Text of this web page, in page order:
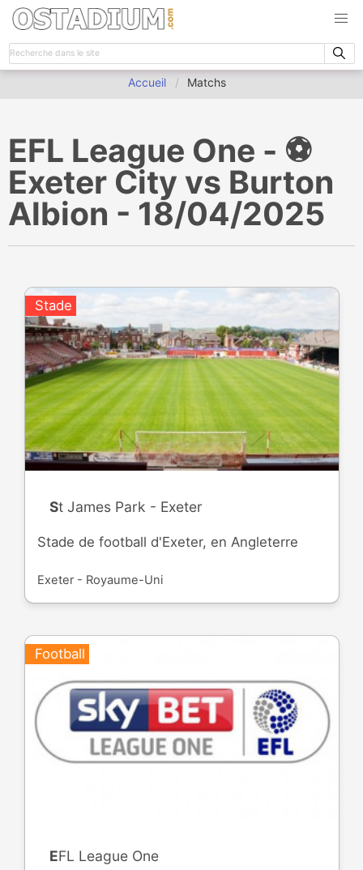
Accueil Matchs
EFL League One - ⚽️
Exeter City vs Burton
Albion - 18/04/2025
Stade
St James Park - Exeter
Stade de football d'Exeter, en Angleterre
Exeter - Royaume-Uni
Football
EFL League One